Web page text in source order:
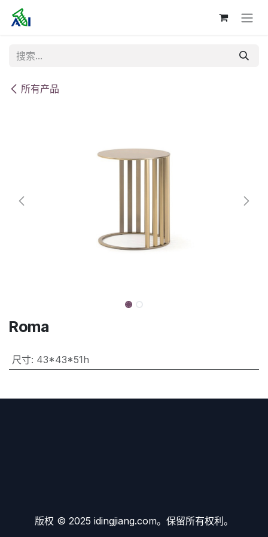
跳至内容
所有产品
Roma
尺寸: 43*43*51h
版权 © 2025 idingjiang.com。保留所有权利。